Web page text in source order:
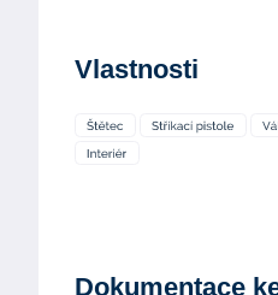
Vlastnosti
Dokumentace